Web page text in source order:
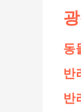
동
반
반